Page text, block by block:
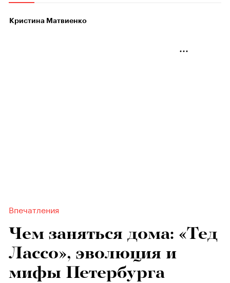
Кристина Матвиенко
Впечатления
Чем заняться дома: «Тед
Лассо», эволюция и
мифы Петербурга